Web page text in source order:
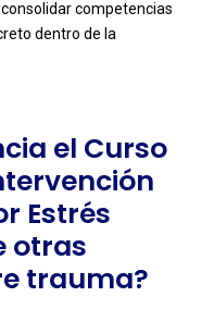
competencias
dentro de la
el Curso
Estrés
otras
trauma?